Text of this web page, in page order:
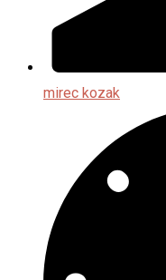
mirec kozak